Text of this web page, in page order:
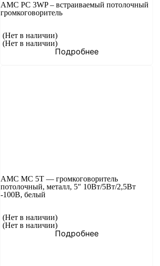
AMC PC 3WP – встраиваемый потолочный
громкоговоритель
(Нет в наличии)
(Нет в наличии)
Подробнее
AMC MC 5T — громкоговоритель
потолочный, металл, 5″ 10Вт/5Вт/2,5Вт
-100В, белый
(Нет в наличии)
(Нет в наличии)
Подробнее